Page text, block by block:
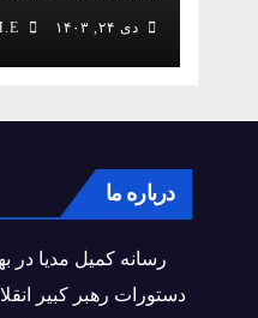
دی ۲۴, ۱۴۰۳
درباره ما
دستورات رهبر کبیر